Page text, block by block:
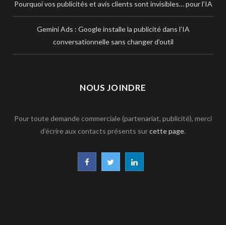
Pourquoi vos publicités et avis clients sont invisibles… pour l’IA
Gemini Ads : Google installe la publicité dans l’IA
conversationnelle sans changer d’outil
NOUS JOINDRE
Pour toute demande commerciale (partenariat, publicité), merci
d’écrire aux contacts présents surcette page.
F L